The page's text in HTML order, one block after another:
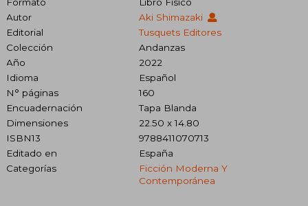
Formato
Libro Físico
Autor
Aki Shimazaki
Editorial
Tusquets Editores
Colección
Andanzas
Año
2022
Idioma
Español
N° páginas
160
Encuadernación
Tapa Blanda
Dimensiones
22.50 x 14.80
ISBN13
9788411070713
Editado en
España
Categorías
Ficción Moderna Y
Contemporánea